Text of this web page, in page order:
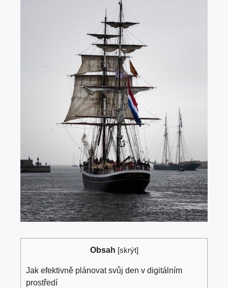
Obsah [skrýt]
Jak efektivně plánovat svůj den v digitálním
prostředí